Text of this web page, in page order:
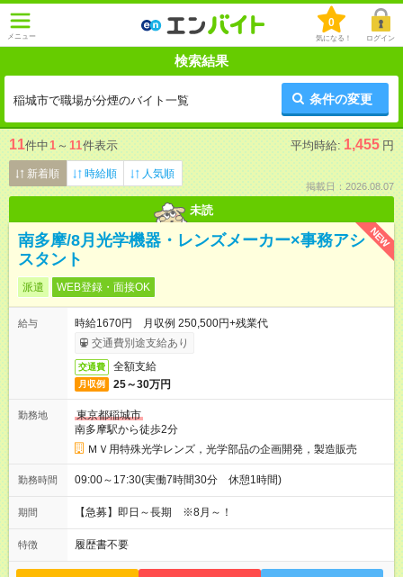
メニュー
0
気になる！ ログイン
検索結果
稲城市で職場が分煙のバイト一覧 条件の変更
11件中1 ～ 11件表示 平均時給: 1,455 円
新着順 時給順 人気順
掲載日：2026.08.07
未読
NEW
南多摩/8月光学機器・レンズメーカー×事務アシ
スタント
派遣 WEB登録・面接OK
給与
時給1670円 月収例 250,500円+残業代
交通費別途支給あり
交通費 全額支給
月収例 25～30万円
勤務地
東京都稲城市
南多摩駅から徒歩2分
ＭＶ用特殊光学レンズ，光学部品の企画開発，製造販売
勤務時間 09:00～17:30(実働7時間30分 休憩1時間)
期間 【急募】即日～長期 ※8月～！
特徴 履歴書不要